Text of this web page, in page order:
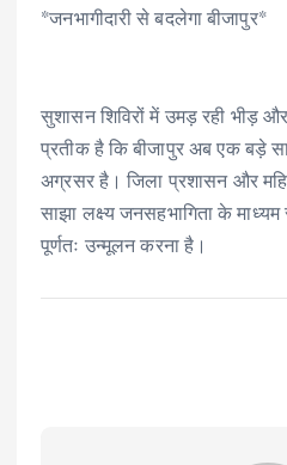
*जनभागीदारी से बदलेगा बीजापुर*
सुशासन शिविरों में उमड़ रही भीड़
प्रतीक है कि बीजापुर अब एक बड़े
अग्रसर है। जिला प्रशासन और
साझा लक्ष्य जनसहभागिता के
पूर्णतः उन्मूलन करना है।